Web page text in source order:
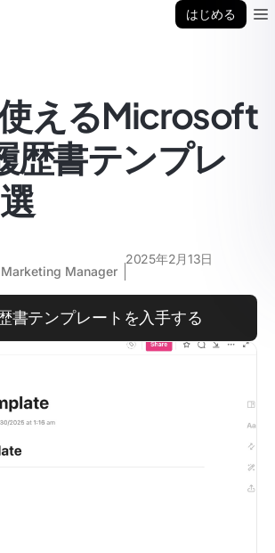
はじめる
えるMicrosoft
歴書テンプレ
Manager
2025年2月13日
書テンプレートを入手する